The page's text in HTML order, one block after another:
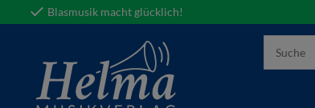
Blasmusik macht glücklich!